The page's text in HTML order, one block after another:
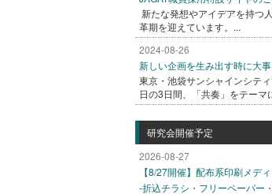
新たな発想やアイデアを持つ
革期を迎えています。...
2024-08-26
新しい企画を生み出す時に大
東京・池袋サンシャインシテ
日の3日間、「共奏」をテーマ
研究会開催予定
2026-08-27
【8/27開催】配布系印刷メデ
-折込チラシ・フリーペーパー